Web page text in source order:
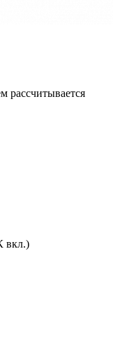
рассчитывается
вкл.)